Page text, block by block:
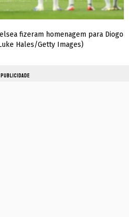
fizeram homenagem para Diogo
Hales/Getty Images)
PUBLICIDADE